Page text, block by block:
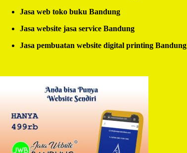
Jasa web toko buku Bandung
Jasa website jasa service Bandung
Jasa pembuatan website digital printing Bandung